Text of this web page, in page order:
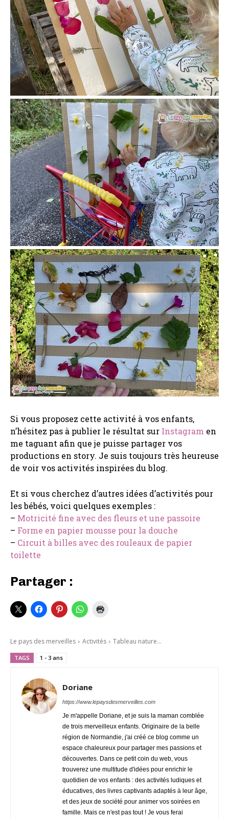
Si vous proposez cette activité à vos enfants,
n’hésitez pas à publier le résultat sur Instagram en
me taguant afin que je puisse partager vos
productions en story. Je suis toujours très heureuse
de voir vos activités inspirées du blog.
Et si vous cherchez d’autres idées d’activités pour
les bébés, voici quelques exemples :
– Motricité fine avec des fleurs et une passoire
– Forme en papier mousse pour la douche
– Circuit à billes avec des rouleaux de papier
toilette
Partager :
Le pays des merveilles Activités Tableau nature...
TAGS 1 - 3 ans
Doriane
https://www.lepaysdesmerveilles.com
Je m'appelle Doriane, et je suis la maman comblée
de trois merveilleux enfants. Originaire de la belle
région de Normandie, j'ai créé ce blog comme un
espace chaleureux pour partager mes passions et
découvertes. Dans ce petit coin du web, vous
trouverez une multitude d'idées pour enrichir le
quotidien de vos enfants : des activités ludiques et
éducatives, des livres captivants adaptés à leur âge,
et des jeux de société pour animer vos soirées en
famille. Mais ce n'est pas tout ! Je vous ferai